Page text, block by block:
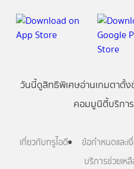
วันนี้ดูสิทธิพิเศษอ่านเกมตาตั้ง
คอมมูนิตี้บริกา
เกี่ยวกับทรูไอดี ข้อกำหนดและเ
บริการช่วยเห